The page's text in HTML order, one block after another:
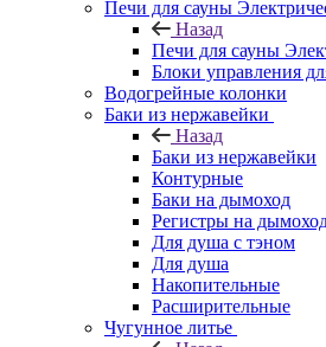
Печи для сауны
Назад
Печи для сауны
Блоки управления
Водогрейные колонки
Баки из нержавейки
Назад
Баки из нержавейки
Контурные
Баки на дымоход
Регистры на
Для душа с тэном
Для душа
Накопительные
Расширительные
Чугунное литье